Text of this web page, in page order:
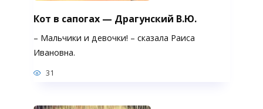
Кот в сапогах — Драгунский В.Ю.
– Мальчики и девочки! – сказала Раиса
Ивановна.
31